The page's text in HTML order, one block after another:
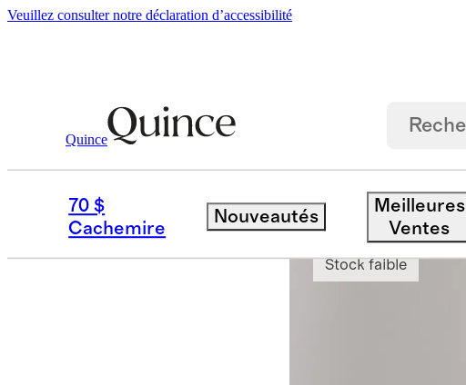
Veuillez consulter notre déclaration d’accessibilité
Quince
70 $
Cachemire
Nouveautés
Meilleures
Ventes
Femme
Stock faible